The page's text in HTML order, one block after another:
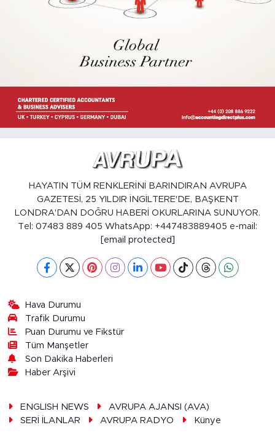
HAYATIN TÜM RENKLERİNİ BARINDIRAN AVRUPA
GAZETESİ, 25 YILDIR İNGİLTERE'DE, BAŞKENT
LONDRA'DAN DOĞRU HABERİ OKURLARINA SUNUYOR.
Tel: 07483 889 405 WhatsApp: +447483889405 e-mail:
[email protected]
Hava Durumu
Trafik Durumu
Puan Durumu ve Fikstür
Tüm Manşetler
Son Dakika Haberleri
Haber Arşivi
ENGLISH NEWS
AVRUPA AJANSI (AVA)
SERİ İLANLAR
AVRUPA RADYO Künye